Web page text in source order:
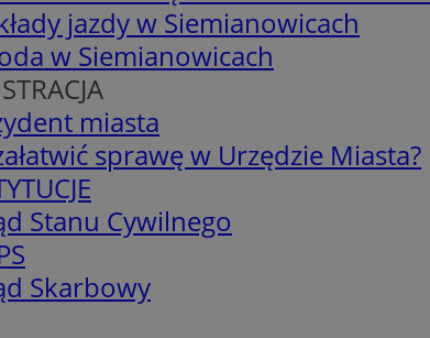
jazdy w Siemianowicach
w Siemianowicach
miasta
sprawę w Urzędzie Miasta?
Stanu Cywilnego
Skarbowy